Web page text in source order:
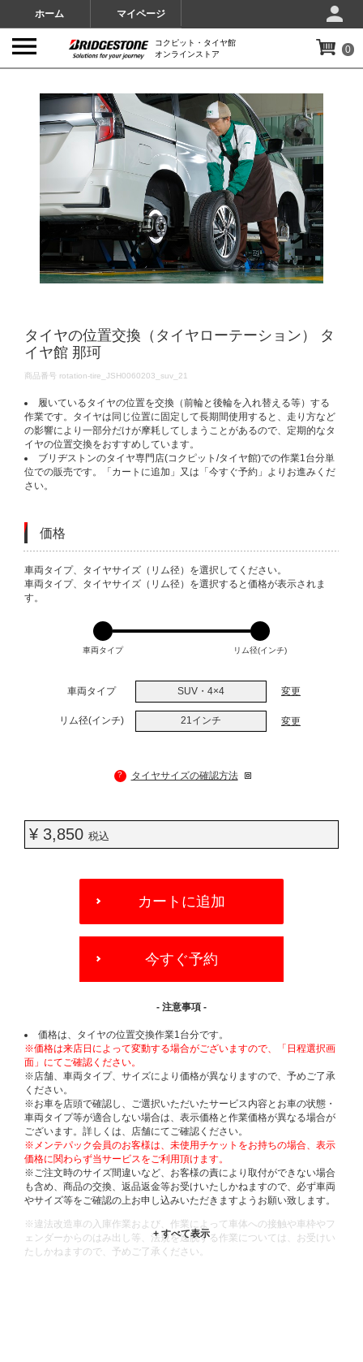
ホーム マイページ
コクピット・タイヤ館
オンラインストア
0
タイヤの位置交換（タイヤローテーション） タ
イヤ館 那珂
DETAILS
商品番号 rotation-tire_JSH0060203_suv_21
履いているタイヤの位置を交換（前輪と後輪を入れ替える等）する
作業です。タイヤは同じ位置に固定して長期間使用すると、走り方など
の影響により一部分だけが摩耗してしまうことがあるので、定期的なタ
イヤの位置交換をおすすめしています。
ブリヂストンのタイヤ専門店(コクピット/タイヤ館)での作業1台分単
位での販売です。「カートに追加」又は「今すぐ予約」よりお進みくだ
さい。
価格
VARIATIONS
車両タイプ、タイヤサイズ（リム径）を選択してください。
車両タイプ、タイヤサイズ（リム径）を選択すると価格が表示されま
す。
車両タイプ リム径(インチ)
車両タイプ SUV・4×4 変更
リム径(インチ) 21インチ 変更
? タイヤサイズの確認方法
¥ 3,850 税込
OPTIONS
カートに追加
今すぐ予約
- 注意事項 -
価格は、タイヤの位置交換作業1台分です。
※価格は来店日によって変動する場合がございますので、「日程選択画
面」にてご確認ください。
※店舗、車両タイプ、サイズにより価格が異なりますので、予めご了承
ください。
※お車を店頭で確認し、ご選択いただいたサービス内容とお車の状態・
車両タイプ等が適合しない場合は、表示価格と作業価格が異なる場合が
ございます。詳しくは、店舗にてご確認ください。
※メンテパック会員のお客様は、未使用チケットをお持ちの場合、表示
価格に関わらず当サービスをご利用頂けます。
※ご注文時のサイズ間違いなど、お客様の責により取付ができない場合
も含め、商品の交換、返品返金等お受けいたしかねますので、必ず車両
やサイズ等をご確認の上お申し込みいただきますようお願い致します。
※違法改造車の入庫作業および、作業によって車体への接触や車枠やフ
ェンダーからのはみ出し等、法規を逸脱する作業については、お受けい
たしかねますので、予めご了承ください。